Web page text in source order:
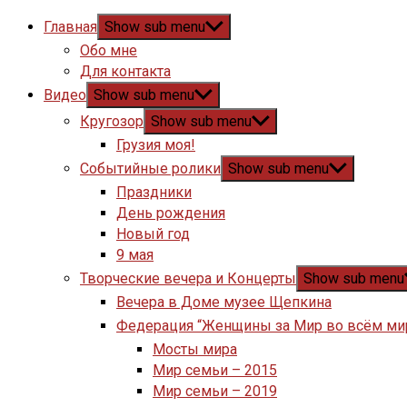
Главная Show sub menu
Обо мне
Для контакта
Видео Show sub menu
Кругозор Show sub menu
Грузия моя!
Событийные ролики Show sub menu
Праздники
День рождения
Новый год
9 мая
Творческие вечера и Концерты Show sub menu
Вечера в Доме музее Щепкина
Федерация “Женщины за Мир во всём
Мосты мира
Мир семьи – 2015
Мир семьи – 2019